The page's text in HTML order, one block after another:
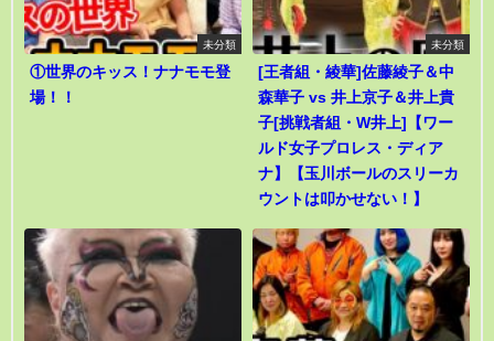
未分類
①世界のキッス！ナナモモ登
場！！
未分類
[王者組・綾華]佐藤綾子＆中
森華子 vs 井上京子＆井上貴
子[挑戦者組・W井上]【ワー
ルド女子プロレス・ディア
ナ】【玉川ボールのスリーカ
ウントは叩かせない！】